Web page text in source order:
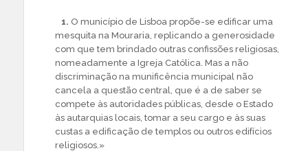
1. O município de Lisboa propõe-se edificar uma
mesquita na Mouraria, replicando a generosidade
com que tem brindado outras confissões religiosas,
nomeadamente a Igreja Católica. Mas a não
discriminação na munificência municipal não
cancela a questão central, que é a de saber se
compete às autoridades públicas, desde o Estado
às autarquias locais, tomar a seu cargo e às suas
custas a edificação de templos ou outros edifícios
religiosos.»